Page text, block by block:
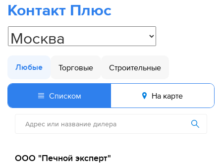
Контакт Плюс
Любые Торговые Строительные
Списком На карте
ООО "Печной эксперт"